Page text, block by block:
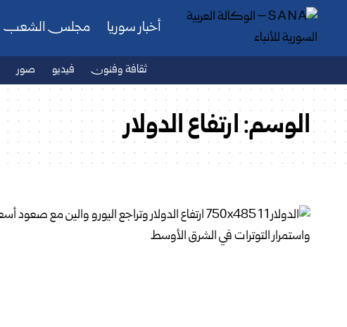
أخبار سوريا مجلس الشعب
ثقافة وفنون فيديو صور
الوسم:ارتفاع الدولار